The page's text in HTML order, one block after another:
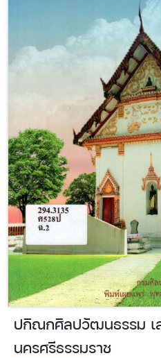
ปกิณกศิลปวัฒนธรรม
นครศรีธรรมราช